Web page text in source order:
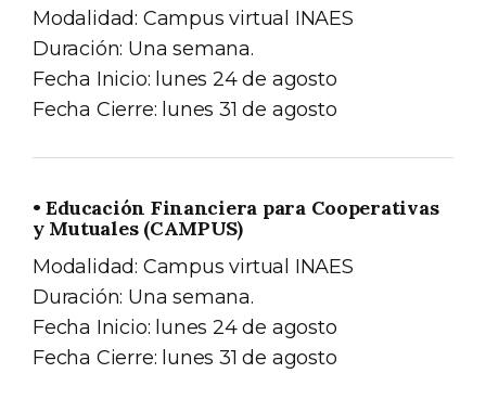
Modalidad: Campus virtual INAES
Duración: Una semana.
Fecha Inicio: lunes 24 de agosto
Fecha Cierre: lunes 31 de agosto
• Educación Financiera para Cooperativas
y Mutuales (CAMPUS)
Modalidad: Campus virtual INAES
Duración: Una semana.
Fecha Inicio: lunes 24 de agosto
Fecha Cierre: lunes 31 de agosto